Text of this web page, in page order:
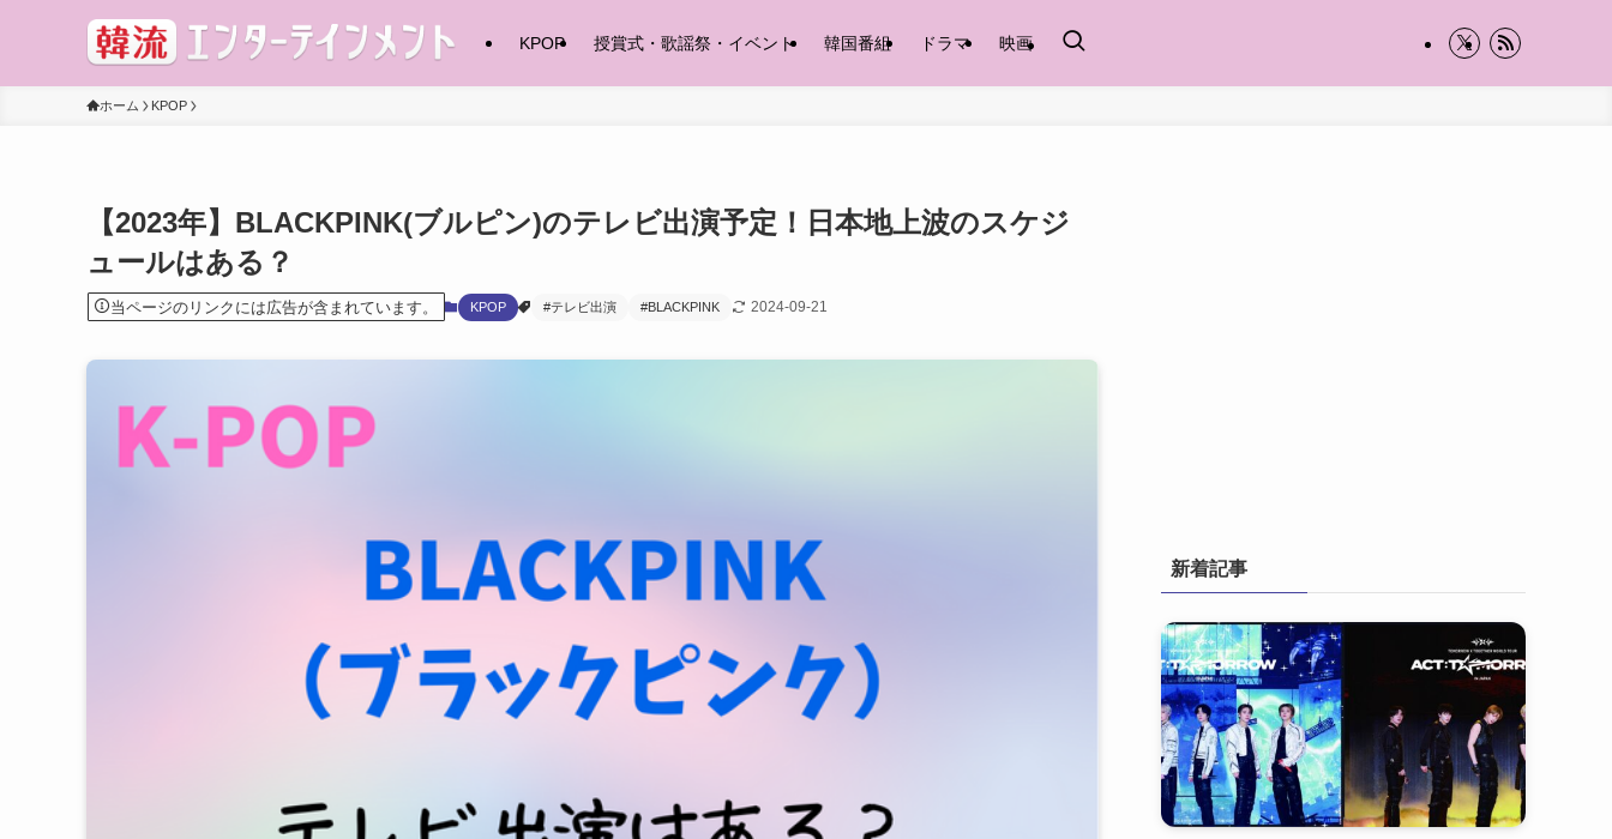
KPOP 授賞式・歌謡祭・イベント 韓国番組 ドラマ 映画
ホーム KPOP
【2023年】BLACKPINK(ブルピン)のテレビ出演予定！日本地上波のスケジ
ュールはある？
当ページのリンクには広告が含まれています。 KPOP #テレビ出演 #BLACKPINK 2024-09-21
新着記事